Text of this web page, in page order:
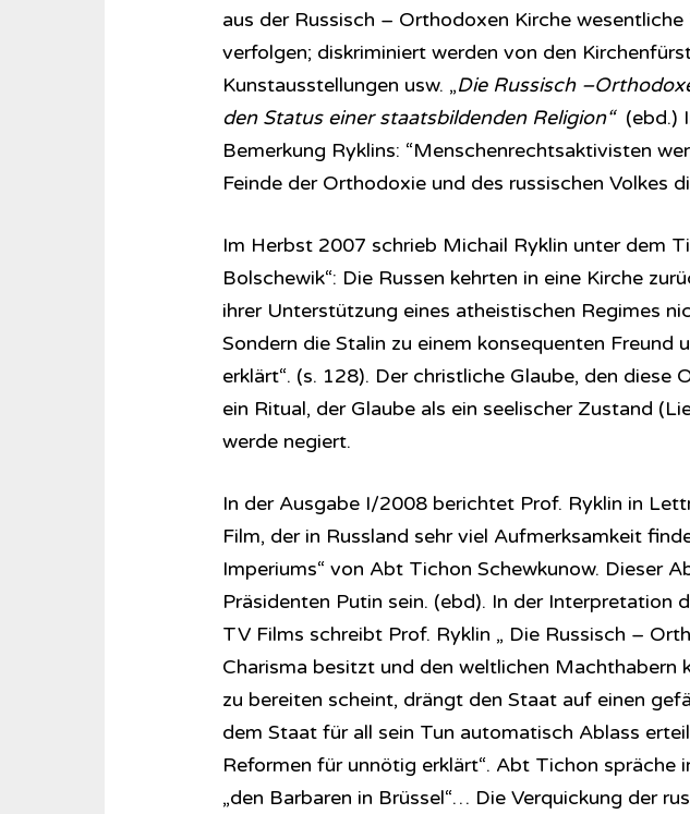
aus der Russisch – Orthodoxen Kirche
verfolgen; diskriminiert werden von den
Kunstausstellungen usw. „Die Russisch
den Status einer staatsbildenden Religion“ (ebd.)
Bemerkung Ryklins: “Menschenrechtsaktivisten
Feinde der Orthodoxie und des russischen Volkes
Im Herbst 2007 schrieb Michail Ryklin unter dem
Bolschewik“: Die Russen kehrten in eine Kirche
ihrer Unterstützung eines atheistischen Regimes
Sondern die Stalin zu einem konsequenten Freund
erklärt“. (s. 128). Der christliche Glaube, den diese
ein Ritual, der Glaube als ein seelischer Zustand
werde negiert.
In der Ausgabe I/2008 berichtet Prof. Ryklin in
Film, der in Russland sehr viel Aufmerksamkeit
Imperiums“ von Abt Tichon Schewkunow. Dieser
Präsidenten Putin sein. (ebd). In der Interpretation
TV Films schreibt Prof. Ryklin „ Die Russisch –
Charisma besitzt und den weltlichen Machthabern
zu bereiten scheint, drängt den Staat auf einen
dem Staat für all sein Tun automatisch Ablass
Reformen für unnötig erklärt“. Abt Tichon spräche
„den Barbaren in Brüssel“… Die Verquickung der